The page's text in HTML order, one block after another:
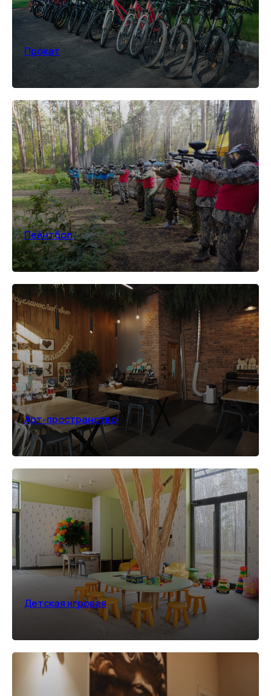
Прокат
Пейнтбол
Арт-пространство
Детская игровая